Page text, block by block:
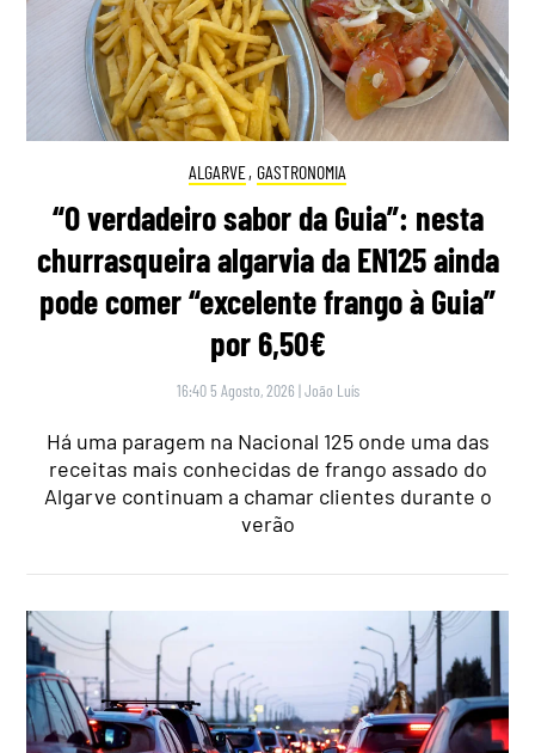
ALGARVE, GASTRONOMIA
“O verdadeiro sabor da Guia”: nesta
churrasqueira algarvia da EN125 ainda
pode comer “excelente frango à Guia”
por 6,50€
16:40 5 Agosto, 2026 |João Luís
Há uma paragem na Nacional 125 onde uma das
receitas mais conhecidas de frango assado do
Algarve continuam a chamar clientes durante o
verão